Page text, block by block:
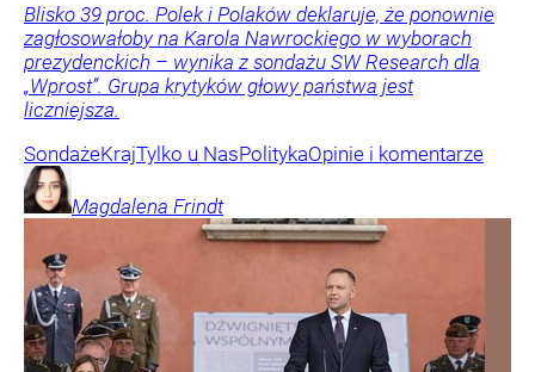
Blisko 39 proc. Polek i Polaków deklaruje, że ponownie
zagłosowałoby na Karola Nawrockiego w wyborach
prezydenckich – wynika z sondażu SW Research dla
„Wprost”. Grupa krytyków głowy państwa jest
liczniejsza.
SondażeKrajTylko u NasPolitykaOpinie i komentarze
Magdalena Frindt